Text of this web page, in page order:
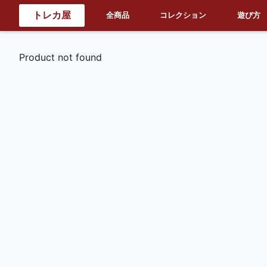
トレカ屋 全商品 コレクション 遊び方
Product not found